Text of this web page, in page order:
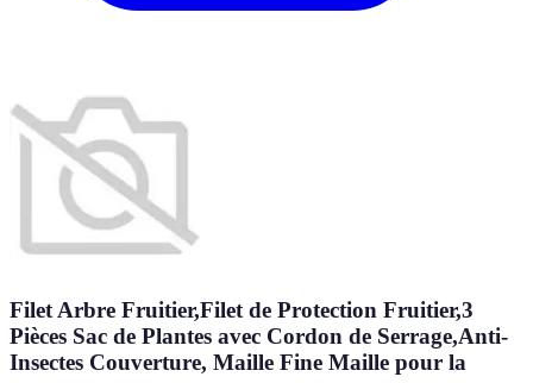
Filet Arbre Fruitier,Filet de Protection Fruitier,3
Pièces Sac de Plantes avec Cordon de Serrage,Anti-
Insectes Couverture, Maille Fine Maille pour la